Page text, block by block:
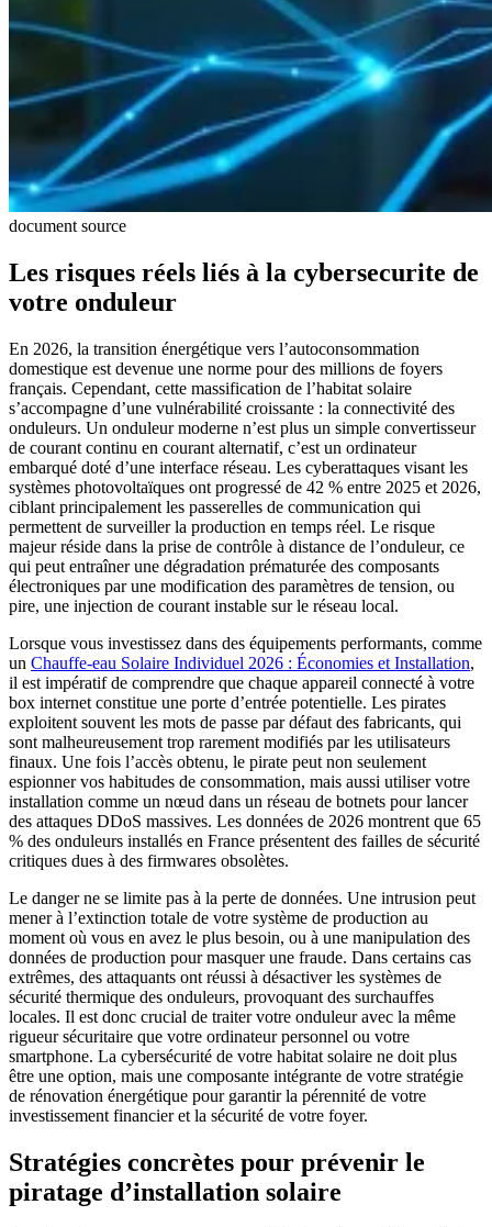
document source
Les risques réels liés à la cybersecurite de
votre onduleur
En 2026, la transition énergétique vers l’autoconsommation
domestique est devenue une norme pour des millions de foyers
français. Cependant, cette massification de l’habitat solaire
s’accompagne d’une vulnérabilité croissante : la connectivité des
onduleurs. Un onduleur moderne n’est plus un simple convertisseur
de courant continu en courant alternatif, c’est un ordinateur
embarqué doté d’une interface réseau. Les cyberattaques visant les
systèmes photovoltaïques ont progressé de 42 % entre 2025 et 2026,
ciblant principalement les passerelles de communication qui
permettent de surveiller la production en temps réel. Le risque
majeur réside dans la prise de contrôle à distance de l’onduleur, ce
qui peut entraîner une dégradation prématurée des composants
électroniques par une modification des paramètres de tension, ou
pire, une injection de courant instable sur le réseau local.
Lorsque vous investissez dans des équipements performants, comme
un Chauffe-eau Solaire Individuel 2026 : Économies et Installation,
il est impératif de comprendre que chaque appareil connecté à votre
box internet constitue une porte d’entrée potentielle. Les pirates
exploitent souvent les mots de passe par défaut des fabricants, qui
sont malheureusement trop rarement modifiés par les utilisateurs
finaux. Une fois l’accès obtenu, le pirate peut non seulement
espionner vos habitudes de consommation, mais aussi utiliser votre
installation comme un nœud dans un réseau de botnets pour lancer
des attaques DDoS massives. Les données de 2026 montrent que 65
% des onduleurs installés en France présentent des failles de sécurité
critiques dues à des firmwares obsolètes.
Le danger ne se limite pas à la perte de données. Une intrusion peut
mener à l’extinction totale de votre système de production au
moment où vous en avez le plus besoin, ou à une manipulation des
données de production pour masquer une fraude. Dans certains cas
extrêmes, des attaquants ont réussi à désactiver les systèmes de
sécurité thermique des onduleurs, provoquant des surchauffes
locales. Il est donc crucial de traiter votre onduleur avec la même
rigueur sécuritaire que votre ordinateur personnel ou votre
smartphone. La cybersécurité de votre habitat solaire ne doit plus
être une option, mais une composante intégrante de votre stratégie
de rénovation énergétique pour garantir la pérennité de votre
investissement financier et la sécurité de votre foyer.
Stratégies concrètes pour prévenir le
piratage d’installation solaire